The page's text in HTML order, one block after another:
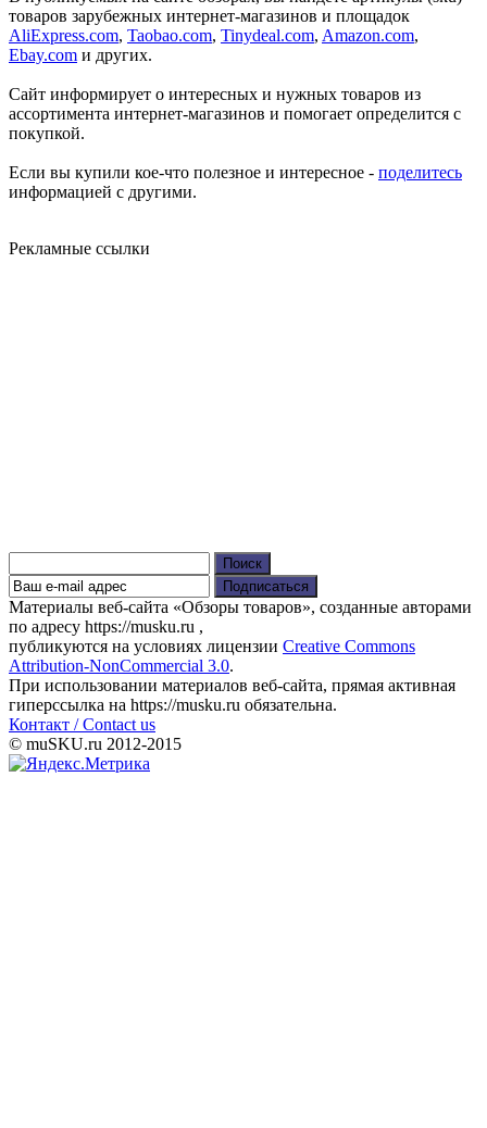
товаров зарубежных интернет-магазинов и площадок
AliExpress.com, Taobao.com, Tinydeal.com, Amazon.com,
Ebay.com и других.
Сайт информирует о интересных и нужных товаров из
ассортимента интернет-магазинов и помогает определится с
покупкой.
Если вы купили кое-что полезное и интересное - поделитесь
информацией с другими.
Рекламные ссылки
Материалы веб-сайта «Обзоры товаров», созданные авторами
по адресу https://musku.ru ,
публикуются на условиях лицензии Creative Commons
Attribution-NonCommercial 3.0.
При использовании материалов веб-сайта, прямая активная
гиперсcылка на https://musku.ru обязательна.
Контакт / Contact us
© muSKU.ru 2012-2015